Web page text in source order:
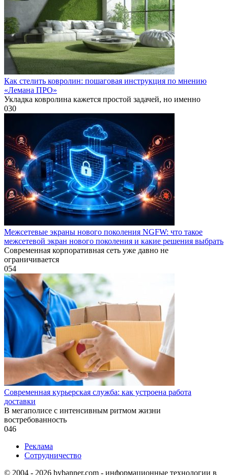
Как стелить ковролин: пошаговая инструкция по мнению
«Лемана ПРО»
Укладка ковролина кажется простой задачей, но именно
030
Межсетевые экраны нового поколения NGFW: что такое
межсетевой экран нового поколения и какие решения выбрать
Современная корпоративная сеть уже давно не
ограничивается
054
Современная курьерская служба: как устроена работа
доставки
В мегаполисе с интенсивным ритмом жизни
востребованность
046
Реклама
Сотрудничество
© 2004 - 2026 bybanner.com - информационные технологии в